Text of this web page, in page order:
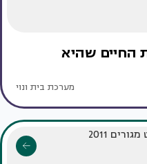
החיים שהיא
מערכת בית ונוי